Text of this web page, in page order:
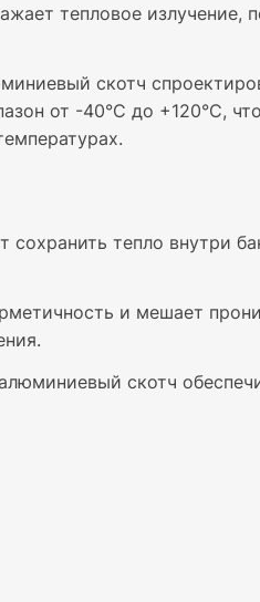
тепловое
скотч
от -40°C до +120°C,
сохранить тепло внутри
и мешает
скотч